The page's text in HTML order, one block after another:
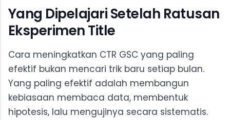
Yang Dipelajari Setelah Ratusan
Eksperimen Title
Cara meningkatkan CTR GSC yang paling
efektif bukan mencari trik baru setiap bulan.
Yang paling efektif adalah membangun
kebiasaan membaca data, membentuk
hipotesis, lalu mengujinya secara sistematis.